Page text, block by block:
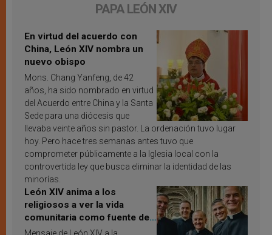
PAPA LEÓN XIV
En virtud del acuerdo con
China, León XIV nombra un
nuevo obispo
Mons. Chang Yanfeng, de 42
años, ha sido nombrado en virtud
del Acuerdo entre China y la Santa
Sede para una diócesis que
llevaba veinte años sin pastor. La ordenación tuvo lugar
hoy. Pero hace tres semanas antes tuvo que
comprometer públicamente a la Iglesia local con la
controvertida ley que busca eliminar la identidad de las
minorías.
León XIV anima a los
religiosos a ver la vida
comunitaria como fuente de
inspiración y santificación